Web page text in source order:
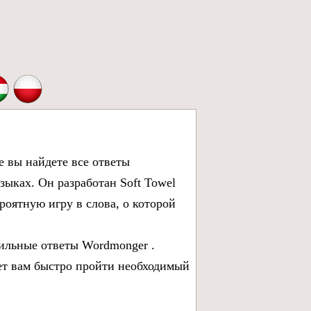
вы найдете все ответы
Он разработан Soft Towel
игру в слова, о которой
ответы Wordmonger .
вам быстро пройти необходимый